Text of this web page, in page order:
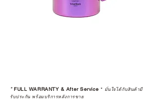
ค้าที่คุณกำลังเลือกซื้อนั้น มีการรับ
ประกันสินค้าจากตัวแทนจำหน่าย
ในอุปกรณ์ที่คุณรัก มีคุณค่าอย่าง
*FULL WARRANTY & After Service * มั่นใจได้กับสินค้ามี
รับประกัน พร้อมบริการหลังการขาย